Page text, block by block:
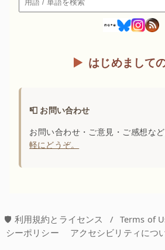
検索
はじめまして
📮 お問い合わせ
お問い合わせ・ご意見・ご感想な
軽にどうぞ。
🛡️ 利用規約とライセンス / Terms of
シーポリシー
アクセシビリティにつ